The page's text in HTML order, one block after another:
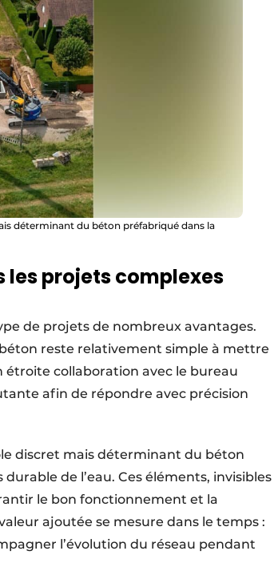
déterminant du béton préfabriqué dans la
projets complexes
de projets de nombreux avantages.
reste relativement simple à mettre
collaboration avec le bureau
afin de répondre avec précision
discret mais déterminant du béton
de l’eau. Ces éléments, invisibles
le bon fonctionnement et la
ajoutée se mesure dans le temps :
l’évolution du réseau pendant